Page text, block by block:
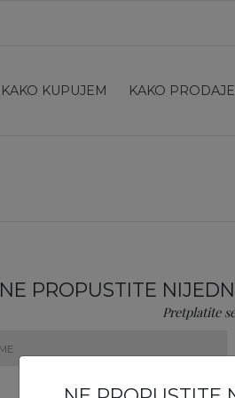
KAKO KUPUJEM KAKO
NE PROPUSTITE
Pretplatite